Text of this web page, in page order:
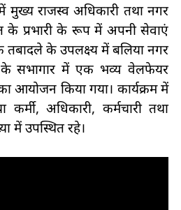
मुख्य राजस्व अधिकारी तथा नगर
के प्रभारी के रूप में अपनी सेवाएं
तबादले के उपलक्ष्य में बलिया नगर
के सभागार में एक भव्य वेलफेयर
का आयोजन किया गया। कार्यक्रम में
अधिकारी, कर्मचारी तथा
में उपस्थित रहे।